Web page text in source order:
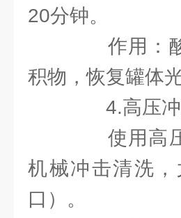
20分钟。
作用：酸
积物，恢复罐体光
4.高压冲
使用高压
机械冲击清洗
口）。